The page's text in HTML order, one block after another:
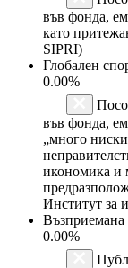
във фонда,
като
SIPRI)
Глобален
0.00%
във фонда,
„много
икономика и
Институт за
Възприемана
0.00%